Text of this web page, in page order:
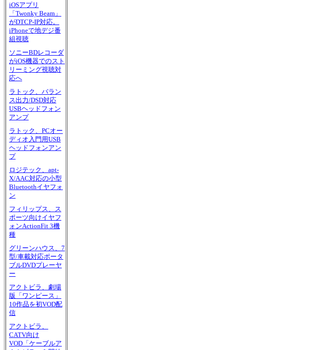
iOSアプリ
「Twonky Beam」
がDTCP-IP対応。
iPhoneで地デジ番
組視聴
ソニーBDレコーダ
がiOS機器でのスト
リーミング視聴対
応へ
ラトック、バラン
ス出力/DSD対応
USBヘッドフォン
アンプ
ラトック、PCオー
ディオ入門用USB
ヘッドフォンアン
プ
ロジテック、apt-
X/AAC対応の小型
Bluetoothイヤフォ
ン
フィリップス、ス
ポーツ向けイヤフ
ォンActionFit 3機
種
グリーンハウス、7
型/車載対応ポータ
ブルDVDプレーヤ
ー
アクトビラ、劇場
版「ワンピース」
10作品を初VOD配
信
アクトビラ、
CATV向け
VOD「ケーブルア